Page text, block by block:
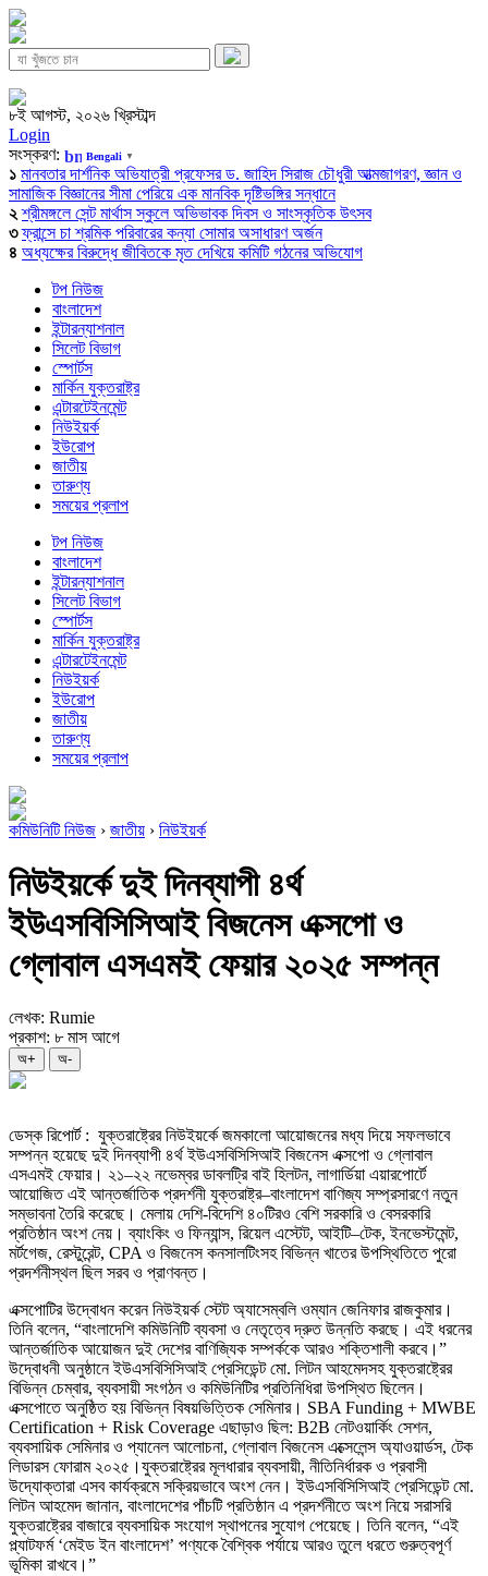
৮ই আগস্ট, ২০২৬ খ্রিস্টাব্দ
Login
সংস্করণ:
Bengali ▼
১ মানবতার দার্শনিক অভিযাত্রী প্রফেসর ড. জাহিদ সিরাজ চৌধুরী আত্মজাগরণ, জ্ঞান ও
সামাজিক বিজ্ঞানের সীমা পেরিয়ে এক মানবিক দৃষ্টিভঙ্গির সন্ধানে
২ শ্রীমঙ্গলে সেন্ট মার্থাস স্কুলে অভিভাবক দিবস ও সাংস্কৃতিক উৎসব
৩ ফ্রান্সে চা শ্রমিক পরিবারের কন্যা সোমার অসাধারণ অর্জন
৪ অধ্যক্ষের বিরুদ্ধে জীবিতকে মৃত দেখিয়ে কমিটি গঠনের অভিযোগ
টপ নিউজ
বাংলাদেশ
ইন্টারন্যাশনাল
সিলেট বিভাগ
স্পোর্টস
মার্কিন যুক্তরাষ্ট্র
এন্টারটেইনমেন্ট
নিউইয়র্ক
ইউরোপ
জাতীয়
তারুণ্য
সময়ের প্রলাপ
টপ নিউজ
বাংলাদেশ
ইন্টারন্যাশনাল
সিলেট বিভাগ
স্পোর্টস
মার্কিন যুক্তরাষ্ট্র
এন্টারটেইনমেন্ট
নিউইয়র্ক
ইউরোপ
জাতীয়
তারুণ্য
সময়ের প্রলাপ
কমিউনিটি নিউজ › জাতীয় › নিউইয়র্ক
নিউইয়র্কে দুই দিনব্যাপী ৪র্থ
ইউএসবিসিসিআই বিজনেস এক্সপো ও
গ্লোবাল এসএমই ফেয়ার ২০২৫ সম্পন্ন
লেখক: Rumie
প্রকাশ: ৮ মাস আগে
অ+ অ-
ডেস্ক রিপোর্ট : যুক্তরাষ্ট্রের নিউইয়র্কে জমকালো আয়োজনের মধ্য দিয়ে সফলভাবে
সম্পন্ন হয়েছে দুই দিনব্যাপী ৪র্থ ইউএসবিসিসিআই বিজনেস এক্সপো ও গ্লোবাল
এসএমই ফেয়ার। ২১–২২ নভেম্বর ডাবলট্রি বাই হিলটন, লাগার্ডিয়া এয়ারপোর্টে
আয়োজিত এই আন্তর্জাতিক প্রদর্শনী যুক্তরাষ্ট্র–বাংলাদেশ বাণিজ্য সম্প্রসারণে নতুন
সম্ভাবনা তৈরি করেছে। মেলায় দেশি-বিদেশি ৪০টিরও বেশি সরকারি ও বেসরকারি
প্রতিষ্ঠান অংশ নেয়। ব্যাংকিং ও ফিন্যান্স, রিয়েল এস্টেট, আইটি–টেক, ইনভেস্টমেন্ট,
মর্টগেজ, রেস্টুরেন্ট, CPA ও বিজনেস কনসালটিংসহ বিভিন্ন খাতের উপস্থিতিতে পুরো
প্রদর্শনীস্থল ছিল সরব ও প্রাণবন্ত।
এক্সপোটির উদ্বোধন করেন নিউইয়র্ক স্টেট অ্যাসেম্বলি ওম্যান জেনিফার রাজকুমার।
তিনি বলেন, “বাংলাদেশি কমিউনিটি ব্যবসা ও নেতৃত্বে দ্রুত উন্নতি করছে। এই ধরনের
আন্তর্জাতিক আয়োজন দুই দেশের বাণিজ্যিক সম্পর্ককে আরও শক্তিশালী করবে।”
উদ্বোধনী অনুষ্ঠানে ইউএসবিসিসিআই প্রেসিডেন্ট মো. লিটন আহমেদসহ যুক্তরাষ্ট্রের
বিভিন্ন চেম্বার, ব্যবসায়ী সংগঠন ও কমিউনিটির প্রতিনিধিরা উপস্থিত ছিলেন।
এক্সপোতে অনুষ্ঠিত হয় বিভিন্ন বিষয়ভিত্তিক সেমিনার। SBA Funding + MWBE
Certification + Risk Coverage এছাড়াও ছিল: B2B নেটওয়ার্কিং সেশন,
ব্যবসায়িক সেমিনার ও প্যানেল আলোচনা, গ্লোবাল বিজনেস এক্সেলেন্স অ্যাওয়ার্ডস, টেক
লিডারস ফোরাম ২০২৫।যুক্তরাষ্ট্রের মূলধারার ব্যবসায়ী, নীতিনির্ধারক ও প্রবাসী
উদ্যোক্তারা এসব কার্যক্রমে সক্রিয়ভাবে অংশ নেন। ইউএসবিসিসিআই প্রেসিডেন্ট মো.
লিটন আহমেদ জানান, বাংলাদেশের পাঁচটি প্রতিষ্ঠান এ প্রদর্শনীতে অংশ নিয়ে সরাসরি
যুক্তরাষ্ট্রের বাজারে ব্যবসায়িক সংযোগ স্থাপনের সুযোগ পেয়েছে। তিনি বলেন, “এই
প্ল্যাটফর্ম ‘মেইড ইন বাংলাদেশ’ পণ্যকে বৈশ্বিক পর্যায়ে আরও তুলে ধরতে গুরুত্বপূর্ণ
ভূমিকা রাখবে।”